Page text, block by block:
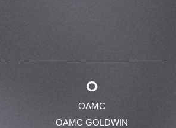
O
OAMC
OAMC GOLDWIN